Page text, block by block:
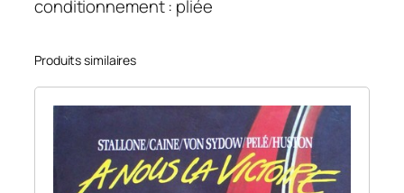
conditionnement : pliée
Produits similaires